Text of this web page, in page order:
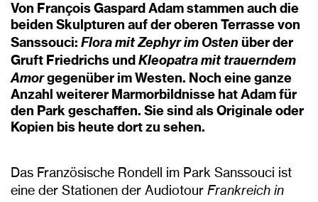
Von François Gaspard Adam stammen auch die
beiden Skulpturen auf der oberen Terrasse von
Sanssouci: Flora mit Zephyr im Osten über der
Gruft Friedrichs und Kleopatra mit trauerndem
Amorgegenüber im Westen. Noch eine ganze
Anzahl weiterer Marmorbildnisse hat Adam für
den Park geschaffen. Sie sind als Originale oder
Kopien bis heute dort zu sehen.
Das Französische Rondell im Park Sanssouci ist
eine der Stationen der Audiotour Frankreich in